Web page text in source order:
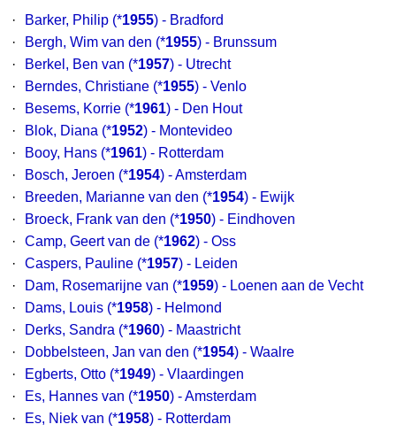
· Barker, Philip (*1955) - Bradford
·
Bergh, Wim van den (*1955) - Brunssum
·
Berkel, Ben van (*1957) - Utrecht
·
Berndes, Christiane (*1955) - Venlo
·
Besems, Korrie (*1961) - Den Hout
·
Blok, Diana (*1952) - Montevideo
·
Booy, Hans (*1961) - Rotterdam
·
Bosch, Jeroen (*1954) - Amsterdam
·
Breeden, Marianne van den (*1954) - Ewijk
·
Broeck, Frank van den (*1950) - Eindhoven
·
Camp, Geert van de (*1962) - Oss
·
Caspers, Pauline (*1957) - Leiden
·
Dam, Rosemarijne van (*1959) - Loenen aan de Vecht
·
Dams, Louis (*1958) - Helmond
·
Derks, Sandra (*1960) - Maastricht
·
Dobbelsteen, Jan van den (*1954) - Waalre
·
Egberts, Otto (*1949) - Vlaardingen
·
Es, Hannes van (*1950) - Amsterdam
·
Es, Niek van (*1958) - Rotterdam